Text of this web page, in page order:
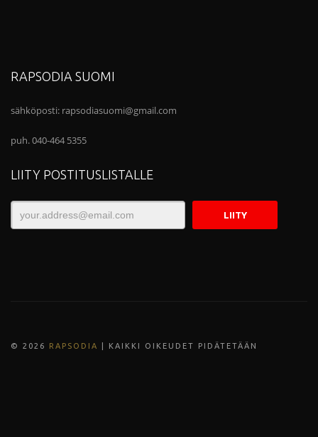
RAPSODIA SUOMI
sähköposti: rapsodiasuomi@gmail.com
puh. 040-464 5355
LIITY POSTITUSLISTALLE
© 202 6 RAPSODIA | KAIKKI OIKEUDET PIDÄTETÄÄN